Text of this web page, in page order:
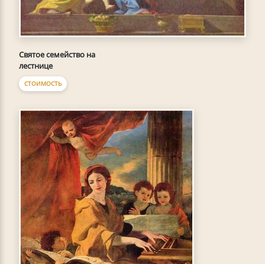
Святое семейство на
лестнице
СТОИМОСТЬ